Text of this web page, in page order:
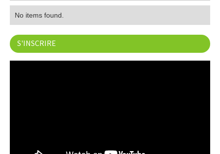
No items found.
S'INSCRIRE